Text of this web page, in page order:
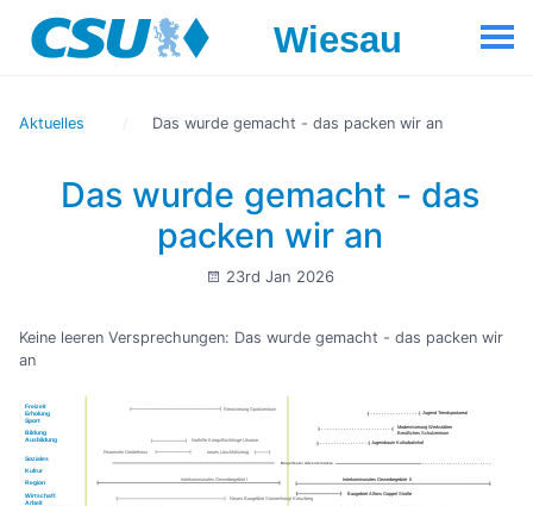
Aktuelles Das wurde gemacht - das packen wir an
Das wurde gemacht - das
packen wir an
23rd Jan 2026
Keine leeren Versprechungen: Das wurde gemacht - das packen wir
an